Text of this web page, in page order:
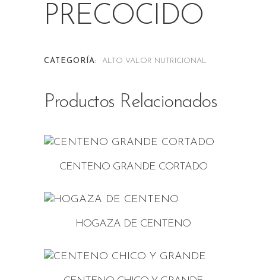
PRECOCIDO
CATEGORÍA: ALTO VALOR NUTRICIONAL
Productos Relacionados
CENTENO GRANDE CORTADO
HOGAZA DE CENTENO